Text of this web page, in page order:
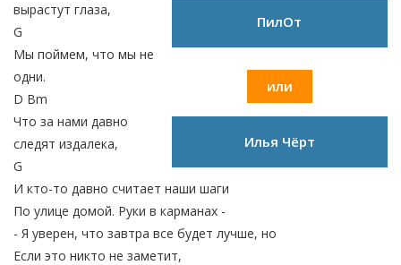
ПилОт
или
Илья Чёрт
вырастут глаза,
G
Мы поймем, что мы не
одни.
D Bm
Что за нами давно
следят издалека,
G
И кто-то давно считает наши шаги
По улице домой. Руки в карманах -
- Я уверен, что завтра все будет лучше, но
Если это никто не заметит,